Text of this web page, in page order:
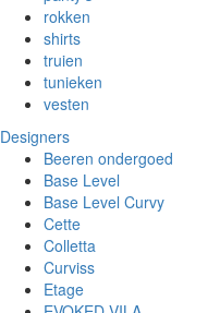
rokken
shirts
truien
tunieken
vesten
Designers
Beeren ondergoed
Base Level
Base Level Curvy
Cette
Colletta
Curviss
Etage